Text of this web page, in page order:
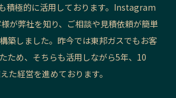
積極的に活用しております。Instagram
が弊社を知り、ご相談や見積依頼が簡単
築しました。昨今では東邦ガスでもお客
ため、そちらも活用しながら5年、10
た経営を進めております。